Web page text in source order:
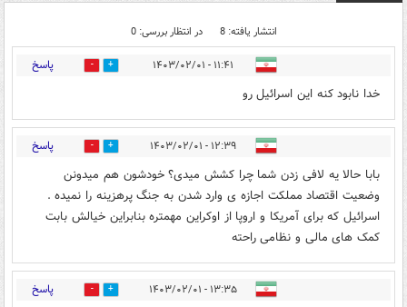
انتشار یافته: 8 در انتظار بررسی: 0
۱۱:۴۱ - ۱۴۰۳/۰۲/۰۱ 5 پاسخ
خدا نابود کنه این اسرائیل رو
۱۲:۳۹ - ۱۴۰۳/۰۲/۰۱ 0 پاسخ
بابا حالا یه لافی زدن شما چرا کشش میدی؟ خودشون هم میدونن
وضعیت اقتصاد مملکت اجازه ی وارد شدن به جنگ پرهزینه را نمیده .
اسرائیل که برای آمریکا و اروپا از اوکراین مهمتره بنابراین خیالش بابت
کمک های مالی و نظامی راحته
۱۳:۳۵ - ۱۴۰۳/۰۲/۰۱ 0 پاسخ